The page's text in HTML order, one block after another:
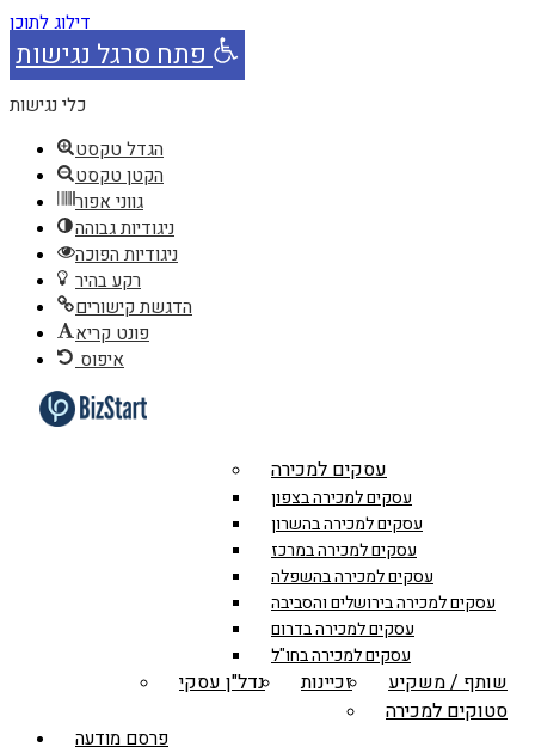
דילוג לתוכן
פתח סרגל נגישות
כלי נגישות
הגדל טקסט
הקטן טקסט
גווני אפור
ניגודיות גבוהה
ניגודיות הפוכה
רקע בהיר
הדגשת קישורים
פונט קריא
איפוס
עסקים למכירה
עסקים למכירה בצפון
עסקים למכירה בהשרון
עסקים למכירה במרכז
עסקים למכירה בהשפלה
עסקים למכירה בירושלים והסביבה
עסקים למכירה בדרום
עסקים למכירה בחו"ל
שותף / משקיע זכיינות
נדל"ן עסקי
סטוקים למכירה
פרסם מודעה